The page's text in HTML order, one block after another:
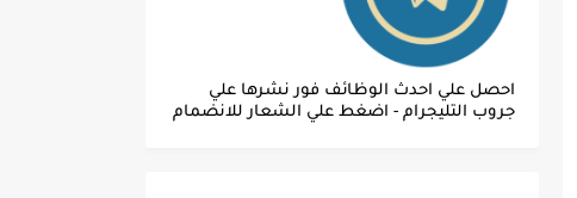
احصل علي احدث الوظائف فور نشرها علي
جروب التليجرام - اضغط علي الشعار للانضمام